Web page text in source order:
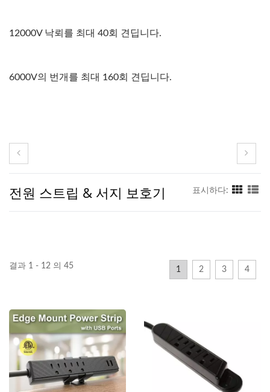
12000V 낙뢰를 최대 40회 견딥니다.
6000V의 번개를 최대 160회 견딥니다.
전원 스트립 & 서지 보호기 표시하다:
결과 1 - 12 의 45 1 2 3 4